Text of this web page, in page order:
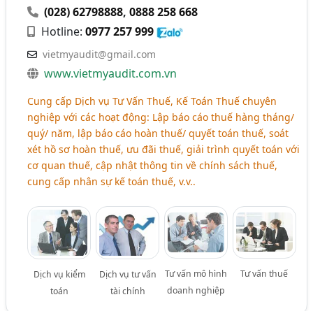
(028) 62798888,0888 258 668
Hotline:0977 257 999
vietmyaudit@gmail.com
www.vietmyaudit.com.vn
Cung cấp Dịch vụ Tư Vấn Thuế, Kế Toán Thuế chuyên
nghiệp với các hoạt động: Lập báo cáo thuế hàng tháng/
quý/ năm, lập báo cáo hoàn thuế/ quyết toán thuế, soát
xét hồ sơ hoàn thuế, ưu đãi thuế, giải trình quyết toán với
cơ quan thuế, cập nhật thông tin về chính sách thuế,
cung cấp nhân sự kế toán thuế, v.v..
Dịch vụ kiểm
toán
Dịch vụ tư vấn
tài chính
Tư vấn mô hình
doanh nghiệp
Tư vấn thuế